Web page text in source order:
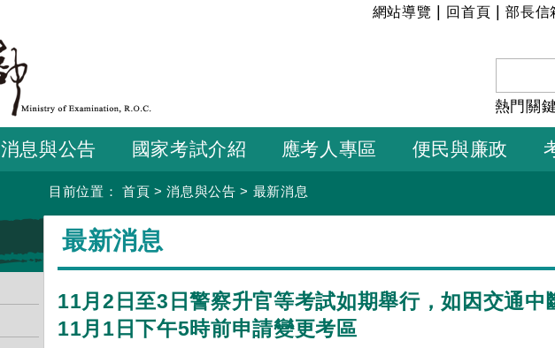
:::
網站導覽 回首頁 |部長信
熱門關
消息與公告 國家考試介紹 應考人專區 便民與廉政
目前位置： 首頁 >消息與公告 > 最新消息
:::
最新消息
11月2日至3日警察升官等考試如期舉行，如因交通
11月1日下午5時前申請變更考區